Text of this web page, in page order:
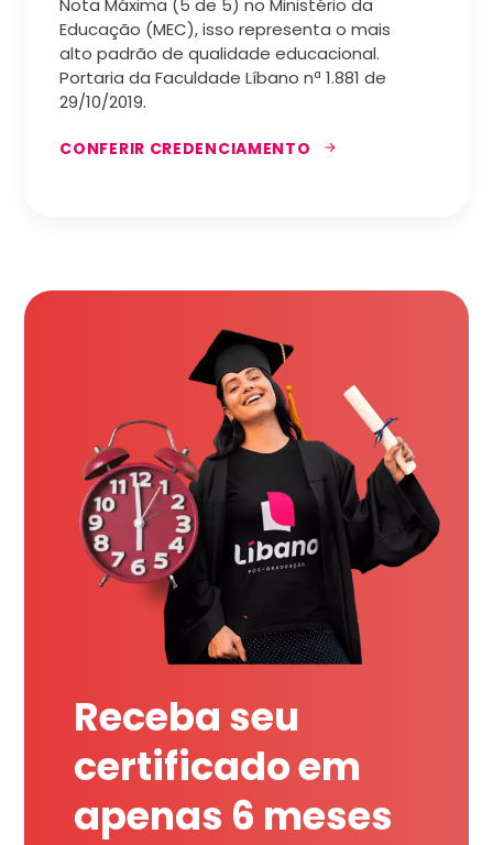
Nota Máxima (5 de 5) no Ministério da
Educação (MEC), isso representa o mais
alto padrão de qualidade educacional.
Portaria da Faculdade Líbano nª 1.881 de
29/10/2019.
CONFERIR CREDENCIAMENTO
Receba seu
certificado em
apenas 6 meses